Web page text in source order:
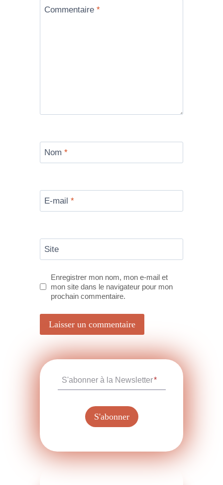
Commentaire *
Nom *
E-mail *
Site
Enregistrer mon nom, mon e-mail et
mon site dans le navigateur pour mon
prochain commentaire.
S'abonner à la Newsletter*
S'abonner